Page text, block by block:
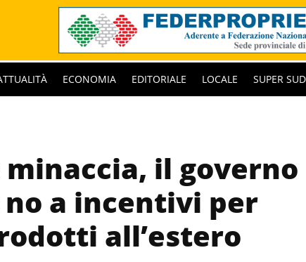
ECONOMIA EDITORIALE LOCALE SUPER SUD
il governo
a incentivi per
all’estero